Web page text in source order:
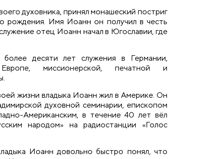
духовника, принял монашеский постриг
рождения. Имя Иоанн он получил в честь
отец Иоанн начал в Югославии, где
десяти лет служения в Германии,
миссионерской, печатной и
жизни владыка Иоанн жил в Америке. Он
духовной семинарии, епископом
Американским, в течение 40 лет вёл
народом» на радиостанции «Голос
Иоанн довольно быстро понял, что